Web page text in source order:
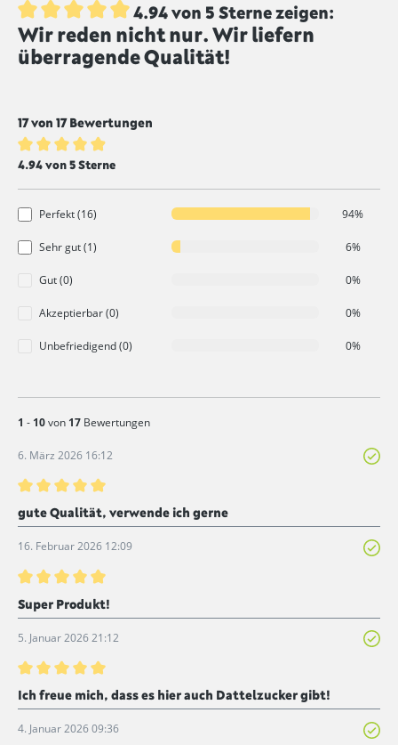
Durchschnittliche Bewertung von 4.9 von 5 Sternen
4.94 von 5 Sterne zeigen:
Wir reden nicht nur. Wir liefern
überragende Qualität!
17 von 17 Bewertungen
Durchschnittliche Bewertung von 4.9 von 5 Sternen
4.94 von 5 Sterne
Perfekt (16) 94%
Sehr gut (1) 6%
Gut (0) 0%
Akzeptierbar (0) 0%
Unbefriedigend (0) 0%
1 - 10von 17 Bewertungen
6. März 2026 16:12
Bewertung mit 5 von 5 Sternen
gute Qualität, verwende ich gerne
16. Februar 2026 12:09
Bewertung mit 5 von 5 Sternen
Super Produkt!
5. Januar 2026 21:12
Bewertung mit 5 von 5 Sternen
Ich freue mich, dass es hier auch Dattelzucker gibt!
4. Januar 2026 09:36